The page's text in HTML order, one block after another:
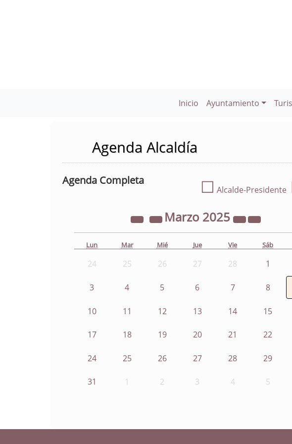
Inicio Ayuntamiento
Agenda Alcaldía
Agenda Completa ☐ Alcalde-Presidente
Marzo 2025
Lun Mar Mié Jue Vie Sáb
24 25 26 27 28 1
3 4 5 6 7 8
10 11 12 13 14 15
17 18 19 20 21 22
24 25 26 27 28 29
31 1 2 3 4 5